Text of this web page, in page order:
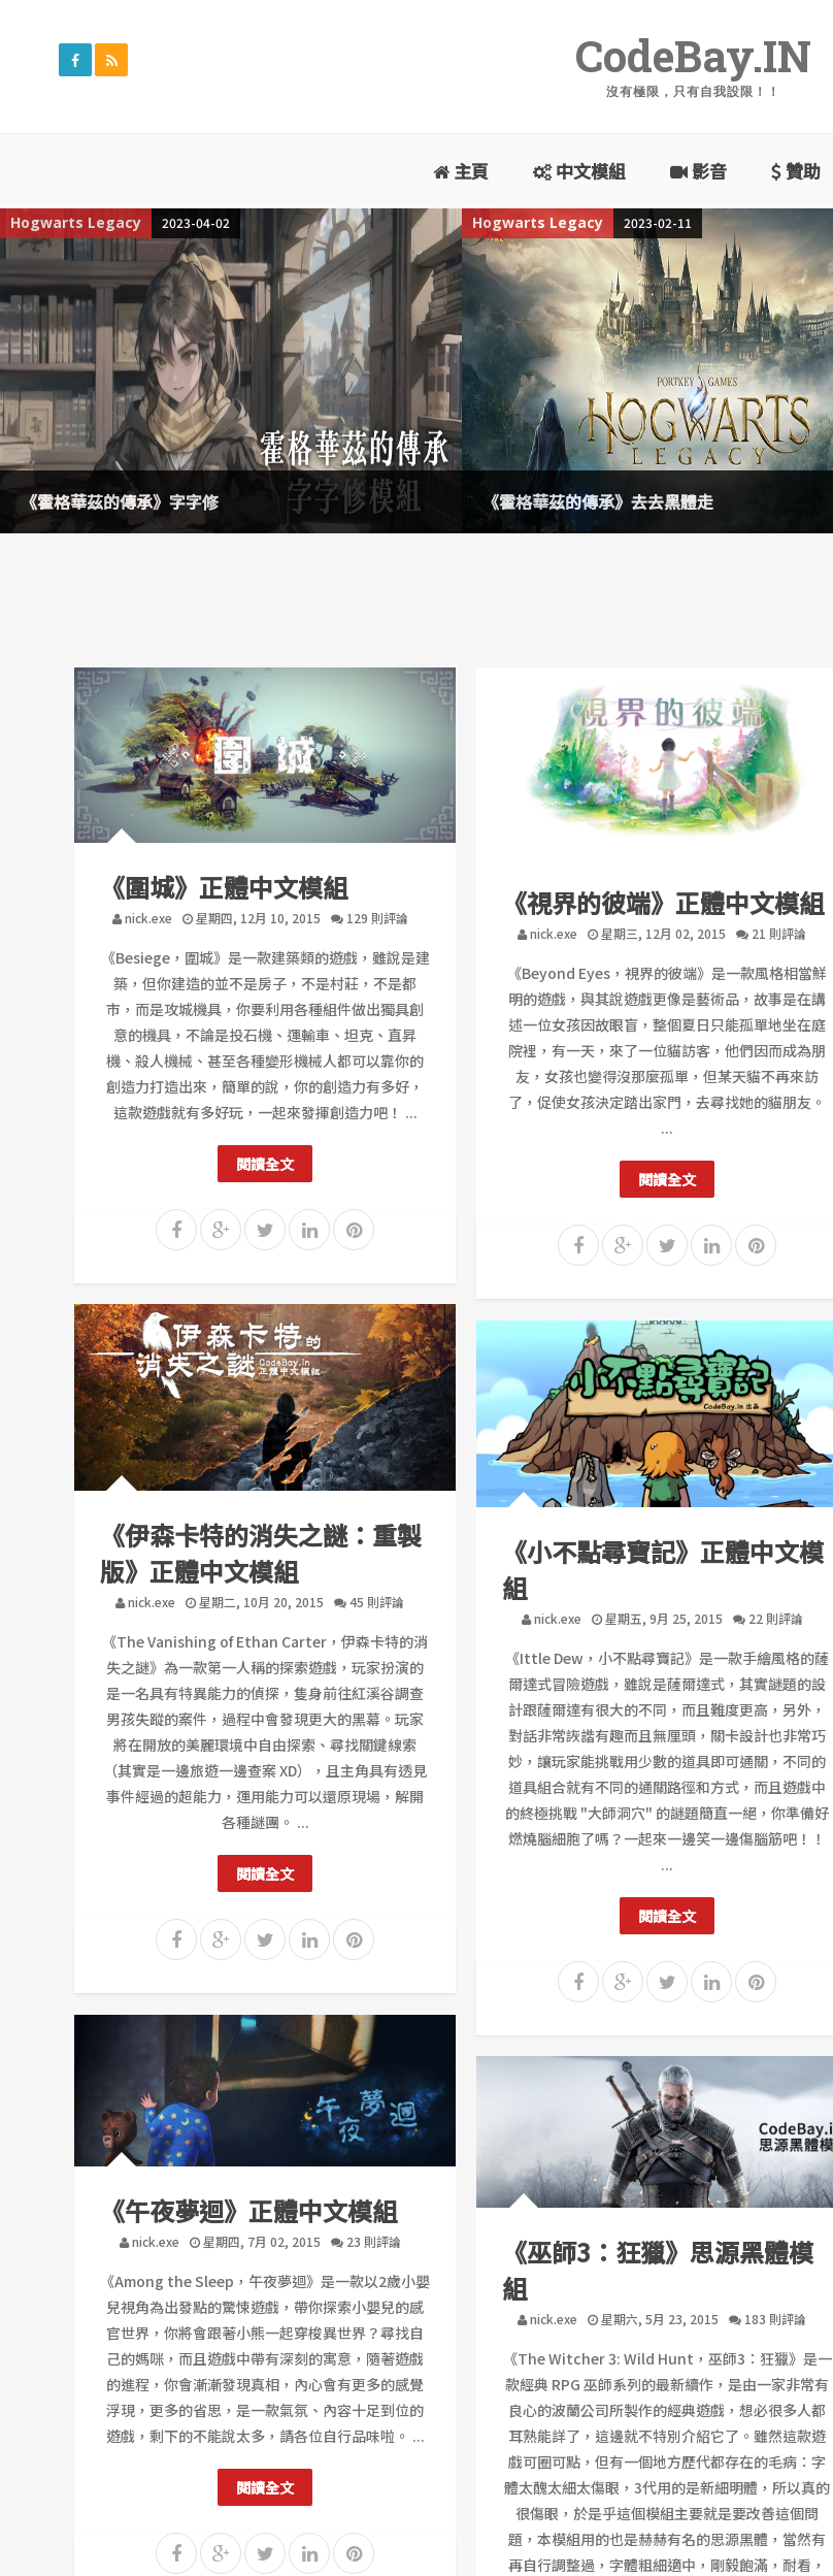
CodeBay.IN
沒有極限，只有自我設限！！
主頁 中文模組 影音 贊助
Hogwarts Legacy 2023-02-11
《霍格華茲的傳承》去去黑體走
Terraria 2021-12-18
《TMODLOADER》正體中文模組
《圍城》正體中文模組
nick.exe 星期四, 12月 10, 2015 129 則評論
《Besiege，圍城》是一款建築類的遊戲，雖說是建
築，但你建造的並不是房子，不是村莊，不是都
市，而是攻城機具，你要利用各種組件做出獨具創
意的機具，不論是投石機、運輸車、坦克、直昇
機、殺人機械、甚至各種變形機械人都可以靠你的
創造力打造出來，簡單的說，你的創造力有多好，
這款遊戲就有多好玩，一起來發揮創造力吧！ ...
閱讀全文
《視界的彼端》正體中文模組
nick.exe 星期三, 12月 02, 2015 21 則評論
《Beyond Eyes，視界的彼端》是一款風格相當鮮
明的遊戲，與其說遊戲更像是藝術品，故事是在講
述一位女孩因故眼盲，整個夏日只能孤單地坐在庭
院裡，有一天，來了一位貓訪客，他們因而成為朋
友，女孩也變得沒那麼孤單，但某天貓不再來訪
了，促使女孩決定踏出家門，去尋找她的貓朋友。
...
閱讀全文
《伊森卡特的消失之謎：重製
版》正體中文模組
nick.exe 星期二, 10月 20, 2015 45 則評論
《The Vanishing of Ethan Carter，伊森卡特的消
失之謎》為一款第一人稱的探索遊戲，玩家扮演的
是一名具有特異能力的偵探，隻身前往紅溪谷調查
男孩失蹤的案件，過程中會發現更大的黑幕。玩家
將在開放的美麗環境中自由探索、尋找關鍵線索
（其實是一邊旅遊一邊查案 XD），且主角具有透見
事件經過的超能力，運用能力可以還原現場，解開
各種謎團。 ...
閱讀全文
《小不點尋寶記》正體中文模
組
nick.exe 星期五, 9月 25, 2015 22 則評論
《Ittle Dew，小不點尋寶記》是一款手繪風格的薩
爾達式冒險遊戲，雖說是薩爾達式，其實謎題的設
計跟薩爾達有很大的不同，而且難度更高，另外，
對話非常詼諧有趣而且無厘頭，關卡設計也非常巧
妙，讓玩家能挑戰用少數的道具即可通關，不同的
道具組合就有不同的通關路徑和方式，而且遊戲中
的終極挑戰 "大師洞穴" 的謎題簡直一絕，你準備好
燃燒腦細胞了嗎？一起來一邊笑一邊傷腦筋吧！！
...
閱讀全文
《午夜夢迴》正體中文模組
nick.exe 星期四, 7月 02, 2015 23 則評論
《Among the Sleep，午夜夢迴》是一款以2歲小嬰
兒視角為出發點的驚悚遊戲，帶你探索小嬰兒的感
官世界，你將會跟著小熊一起穿梭異世界？尋找自
己的媽咪，而且遊戲中帶有深刻的寓意，隨著遊戲
的進程，你會漸漸發現真相，內心會有更多的感覺
浮現，更多的省思，是一款氣氛、內容十足到位的
遊戲，剩下的不能說太多，請各位自行品味啦。 ...
閱讀全文
《巫師3：狂獵》思源黑體模
組
nick.exe 星期六, 5月 23, 2015 183 則評論
《The Witcher 3: Wild Hunt，巫師3：狂獵》是一
款經典 RPG 巫師系列的最新續作，是由一家非常有
良心的波蘭公司所製作的經典遊戲，想必很多人都
耳熟能詳了，這邊就不特別介紹它了。雖然這款遊
戲可圈可點，但有一個地方歷代都存在的毛病：字
體太醜太細太傷眼，3代用的是新細明體，所以真的
很傷眼，於是乎這個模組主要就是要改善這個問
題，本模組用的也是赫赫有名的思源黑體，當然有
再自行調整過，字體粗細適中，剛毅飽滿，耐看，